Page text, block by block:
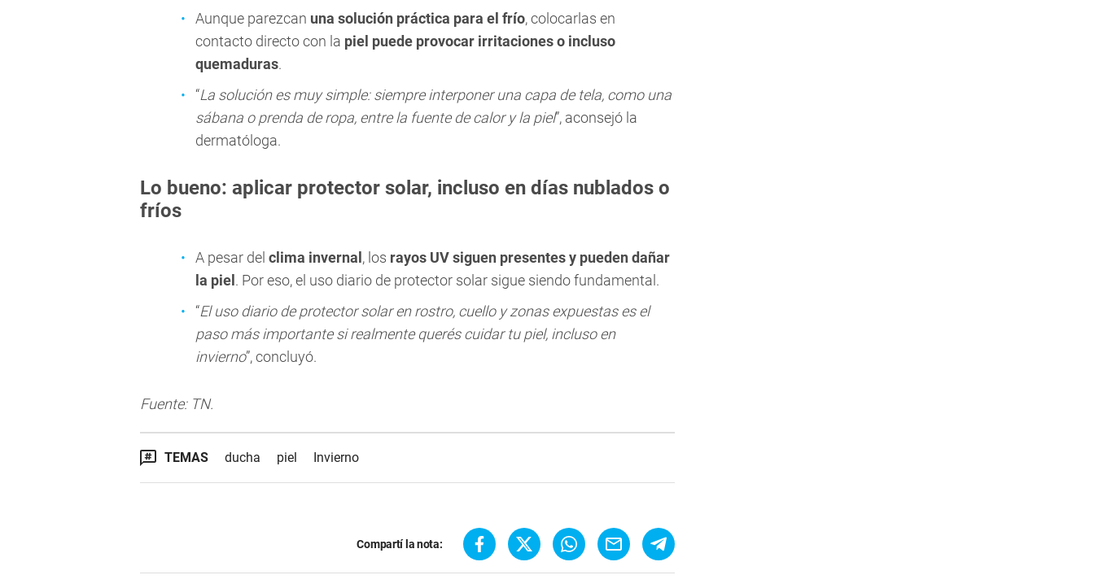
Aunque parezcan una solución práctica para el frío, colocarlas en
contacto directo con la piel puede provocar irritaciones o incluso
quemaduras.
“La solución es muy simple: siempre interponer una capa de tela, como una
sábana o prenda de ropa, entre la fuente de calor y la piel”, aconsejó la
dermatóloga.
Lo bueno: aplicar protector solar, incluso en días nublados o
fríos
A pesar del clima invernal , los rayos UV siguen presentes y pueden dañar
la piel . Por eso, el uso diario de protector solar sigue siendo fundamental.
“El uso diario de protector solar en rostro, cuello y zonas expuestas es el
paso más importante si realmente querés cuidar tu piel, incluso en
invierno”, concluyó.
Fuente: TN.
TEMAS ducha piel Invierno
Compartí la nota: